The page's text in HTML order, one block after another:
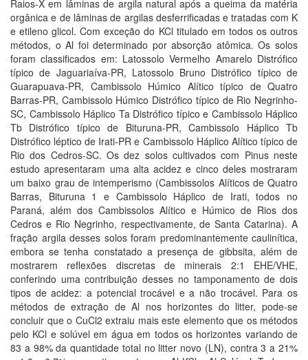
Raios-X em lâminas de argila natural após a queima da matéria
orgânica e de lâminas de argilas desferrificadas e tratadas com K
e etileno glicol. Com exceção do KCl titulado em todos os outros
métodos, o Al foi determinado por absorção atômica. Os solos
foram classificados em: Latossolo Vermelho Amarelo Distrófico
típico de Jaguariaíva-PR, Latossolo Bruno Distrófico típico de
Guarapuava-PR, Cambissolo Húmico Alítico típico de Quatro
Barras-PR, Cambissolo Húmico Distrófico típico de Rio Negrinho-
SC, Cambissolo Háplico Ta Distrófico típico e Cambissolo Háplico
Tb Distrófico típico de Bituruna-PR, Cambissolo Háplico Tb
Distrófico léptico de Irati-PR e Cambissolo Háplico Alítico típico de
Rio dos Cedros-SC. Os dez solos cultivados com Pinus neste
estudo apresentaram uma alta acidez e cinco deles mostraram
um baixo grau de intemperismo (Cambissolos Alíticos de Quatro
Barras, Bituruna 1 e Cambissolo Háplico de Irati, todos no
Paraná, além dos Cambissolos Alítico e Húmico de Rios dos
Cedros e Rio Negrinho, respectivamente, de Santa Catarina). A
fração argila desses solos foram predominantemente caulinítica,
embora se tenha constatado a presença de gibbsita, além de
mostrarem reflexões discretas de minerais 2:1 EHE/VHE,
conferindo uma contribuição desses no tamponamento de dois
tipos de acidez: a potencial trocável e a não trocável. Para os
métodos de extração de Al nos horizontes do litter, pode-se
concluir que o CuCl2 extraiu mais este elemento que os métodos
pelo KCl e solúvel em água em todos os horizontes variando de
83 a 98% da quantidade total no litter novo (LN), contra 3 a 21%